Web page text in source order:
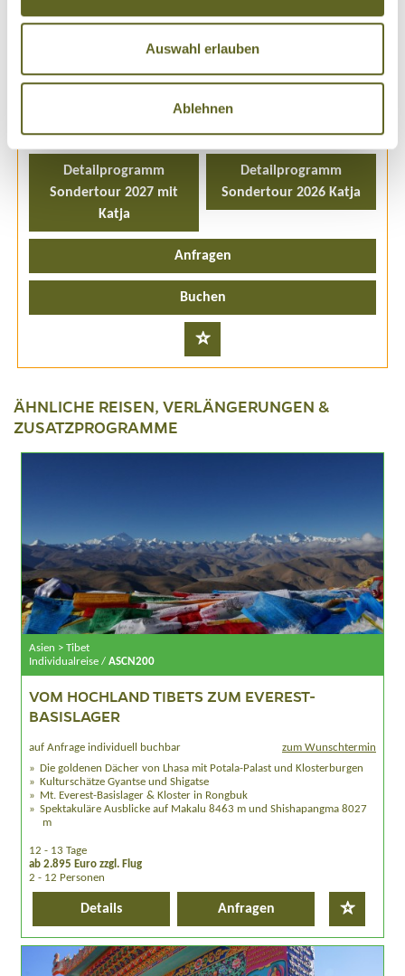
Auswahl erlauben
Ablehnen
E-Mail:steffen.kiefer@at-reisen.de
Reisecode: ASCN500
1 garantierter Termin
Detailprogramm
Sondertour 2027 mit
Katja
Detailprogramm
Sondertour 2026 Katja
Anfragen
Buchen
ÄHNLICHE REISEN, VERLÄNGERUNGEN &
ZUSATZPROGRAMME
Asien > Tibet
Individualreise / ASCN200
VOM HOCHLAND TIBETS ZUM EVEREST-
BASISLAGER
auf Anfrage individuell buchbar
zum Wunschtermin
Die goldenen Dächer von Lhasa mit Potala-Palast und Klosterburgen
Kulturschätze Gyantse und Shigatse
Mt. Everest-Basislager & Kloster in Rongbuk
Spektakuläre Ausblicke auf Makalu 8463 m und Shishapangma 8027
m
12 - 13 Tage
ab 2.895 Euro zzgl. Flug
2 - 12 Personen
Details Anfragen